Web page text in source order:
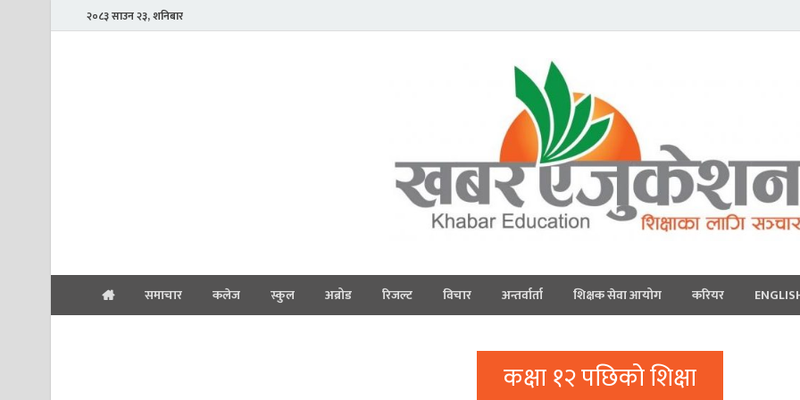
२०८३ साउन २३, शनिबार
समाचार कलेज स्कुल अब्रोड रिजल्ट विचार अन्तर्वार्ता शिक्षक सेवा आयोग करियर
कक्षा १२ पछिको शिक्षा